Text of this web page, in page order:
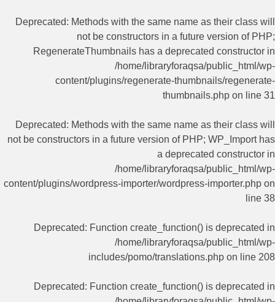
Deprecated: Methods with the same name as their class will
not be constructors in a future version of PHP;
RegenerateThumbnails has a deprecated constructor in
/home/libraryforaqsa/public_html/wp-
content/plugins/regenerate-thumbnails/regenerate-
thumbnails.php on line 31
Deprecated: Methods with the same name as their class will
not be constructors in a future version of PHP; WP_Import has
a deprecated constructor in
/home/libraryforaqsa/public_html/wp-
content/plugins/wordpress-importer/wordpress-importer.php on
line 38
Deprecated: Function create_function() is deprecated in
/home/libraryforaqsa/public_html/wp-
includes/pomo/translations.php on line 208
Deprecated: Function create_function() is deprecated in